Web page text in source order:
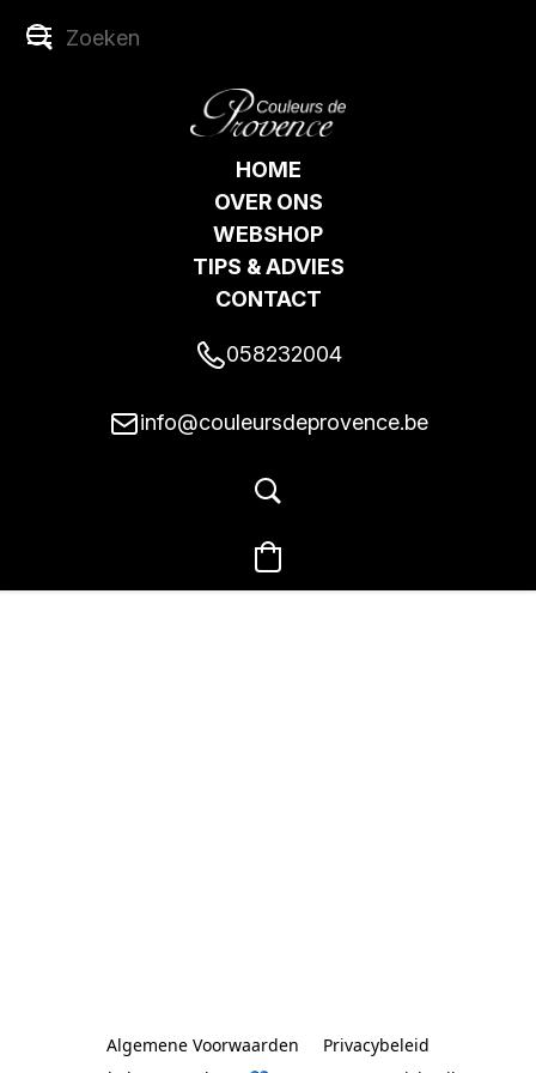
HOME
OVER ONS
WEBSHOP
TIPS & ADVIES
CONTACT
058232004
info@couleursdeprovence.be
Algemene Voorwaarden
Privacybeleid